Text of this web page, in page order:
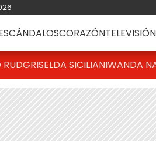
CORAZÓNTELEVISIÓN
RUDGRISELDA SICILIANIWANDA